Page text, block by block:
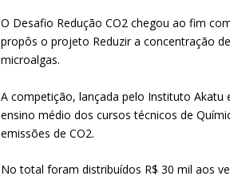
O Desafio Redução CO2 chegou ao fim
propôs o projeto Reduzir a concentração
microalgas.
A competição, lançada pelo Instituto
ensino médio dos cursos técnicos de
emissões de CO2.
No total foram distribuídos R$ 30 mil aos